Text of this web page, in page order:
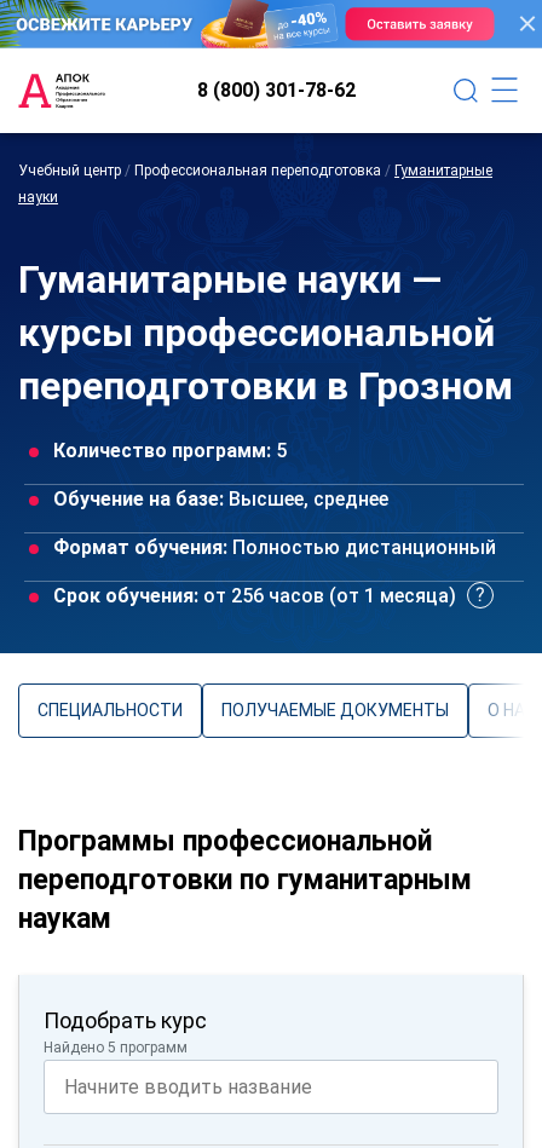
8 (800) 301-78-62
Учебный центр / Профессиональная переподготовка / Гуманитарные
науки
Гуманитарные науки —
курсы профессиональной
переподготовки в Грозном
Количество программ: 5
Обучение на базе: Высшее, среднее
Формат обучения: Полностью дистанционный
Срок обучения: от 256 часов (от 1 месяца)
СПЕЦИАЛЬНОСТИ ПОЛУЧАЕМЫЕ ДОКУМЕНТЫ О
Программы профессиональной
переподготовки по гуманитарным
наукам
Подобрать курс
Найдено 5 программ